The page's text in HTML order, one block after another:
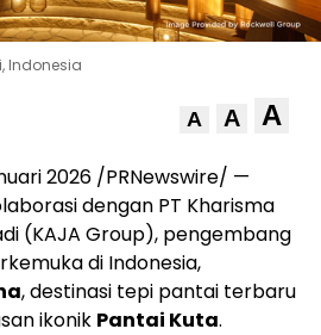
Indonesia
A A A
2026 /PRNewswire/ —
dengan PT Kharisma
(KAJA Group), pengembang
di Indonesia,
, destinasi tepi pantai terbaru
ikonik Pantai Kuta.